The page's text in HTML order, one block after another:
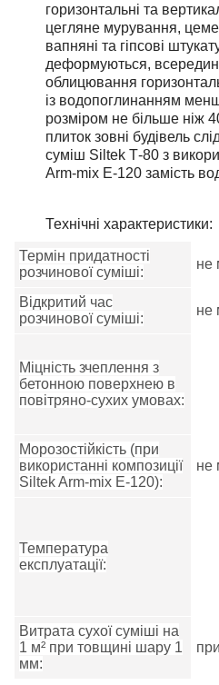
горизонтальні та
цегляне мурування,
вапняні та гіпсові
деформуються,
облицювання
із водопоглинанням
розміром не більше ніж
плиток зовні будівель
суміш Siltek Т-80 з
Arm-mix Е-120 замість
Технічні характеристики:
Термін придатності
розчинової суміші:
не
Відкритий час
розчинової суміші:
не
Міцність зчеплення з
бетонною поверхнею в
повітряно-сухих умовах:
Морозостійкість (при
використанні композиції
Siltek Arm-mix Е-120):
не
Температура
експлуатації:
Витрата сухої суміші на
1 м² при товщині шару 1
мм: